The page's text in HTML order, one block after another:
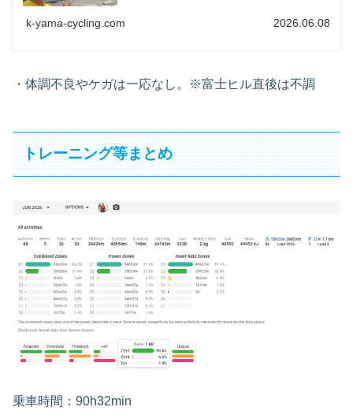
k-yama-cycling.com 2026.06.08
・体調不良やケガは一応なし。※富士ヒル直後は不調
トレーニング等まとめ
乗車時間：90h32min